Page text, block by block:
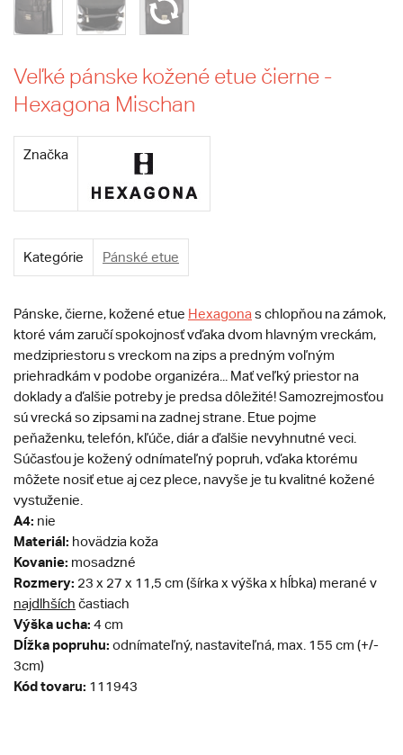
Veľké pánske kožené etue čierne -
Hexagona Mischan
Značka
Kategórie Pánské etue
Pánske, čierne, kožené etue Hexagona s chlopňou na zámok,
ktoré vám zaručí spokojnosť vďaka dvom hlavným vreckám,
medzipriestoru s vreckom na zips a predným voľným
priehradkám v podobe organizéra... Mať veľký priestor na
doklady a ďalšie potreby je predsa dôležité! Samozrejmosťou
sú vrecká so zipsami na zadnej strane. Etue pojme
peňaženku, telefón, kľúče, diár a ďalšie nevyhnutné veci.
Súčasťou je kožený odnímateľný popruh, vďaka ktorému
môžete nosiť etue aj cez plece, navyše je tu kvalitné kožené
vystuženie.
A4: nie
Materiál: hovädzia koža
Kovanie: mosadzné
Rozmery: 23 x 27 x 11,5 cm (šírka x výška x hĺbka) merané v
najdlhších častiach
Výška ucha: 4 cm
Dĺžka popruhu: odnímateľný, nastaviteľná, max. 155 cm (+/-
3cm)
Kód tovaru: 111943